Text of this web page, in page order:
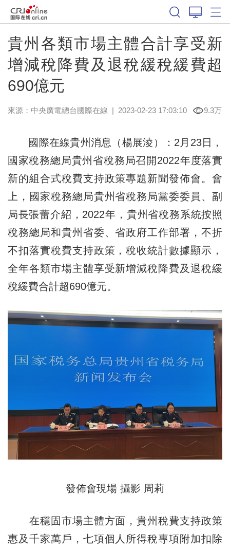
貴州各類市場主體合計享受新
增減稅降費及退稅緩稅緩費超
690億元
來源：中央廣電總台國際在線 | 2023-02-23 17:03:10 9.3万
國際在線貴州消息（楊展淩）：2月23日，
國家稅務總局貴州省稅務局召開2022年度落實
新的組合式稅費支持政策專題新聞發佈會。會
上，國家稅務總局貴州省稅務局黨委委員、副
局長張蕾介紹，2022年，貴州省稅務系統按照
稅務總局和貴州省委、省政府工作部署，不折
不扣落實稅費支持政策，稅收統計數據顯示，
全年各類市場主體享受新增減稅降費及退稅緩
稅緩費合計超690億元。
發佈會現場 攝影 周莉
在穩固市場主體方面，貴州稅費支持政策
惠及千家萬戶，七項個人所得稅專項附加扣除